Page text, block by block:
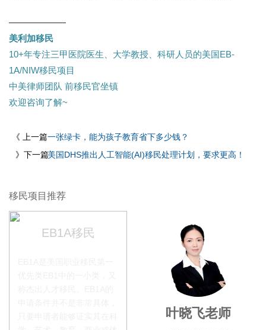
——————
美利加移民
10+年专注三甲医院医生、大学教授、科研人员的美国EB-
1A/NIW移民项目
中美律师团队 前移民官坐镇
欢迎咨询了解~
《 上一篇一张绿卡，能为孩子教育省下多少钱？
》下一篇美国DHS推出人工智能(AI)移民处理计划，要求更高！
移民项目推荐
EB1A移民
叶晓飞老师